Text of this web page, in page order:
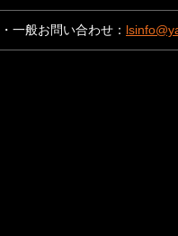
・一般お問い合わせ：